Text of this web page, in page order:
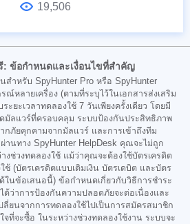
19,506
: ข้อกำหนดและเงื่อนไขที่สำคัญ
สำหรับ SpyHunter Pro หรือ SpyHunter
หลายเครื่อง (ตามที่ระบุไว้ในเอกสารส่งเสริม
ยะเวลาทดลองใช้ 7 วันเพียงครั้งเดียว โดยมี
มัลแวร์ที่ครอบคลุม ระบบป้องกันประสิทธิภาพ
กภัยคุกคามจากมัลแวร์ และการเข้าถึงทีม
านทาง SpyHunter HelpDesk คุณจะไม่ถูก
างช่วงทดลองใช้ แม้ว่าคุณจะต้องใช้บัตรเครดิต
ช้ (บัตรเครดิตแบบเติมเงิน บัตรเดบิต และบัตร
ในข้อเสนอนี้) ข้อกำหนดเกี่ยวกับวิธีการชำระ
ด้ว่าการป้องกันความปลอดภัยจะต่อเนื่องและ
ลี่ยนจากการทดลองใช้ไปเป็นการสมัครสมาชิก
ที่จะซื้อ ในระหว่างช่วงทดลองใช้งาน ระบบจะ